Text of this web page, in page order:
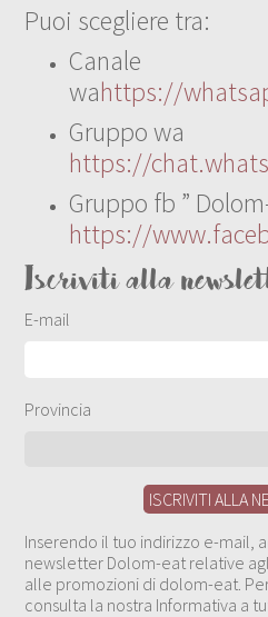
Puoi scegliere tra:
Canale
wahttps://
Gruppo wa
https://
Gruppo fb ”
https://
Iscriviti alla
E-mail
Provincia
Inserendo il tuo indirizzo e-mail,
newsletter Dolom-eat relative
alle promozioni di dolom-eat.
consulta la nostra Informativa a